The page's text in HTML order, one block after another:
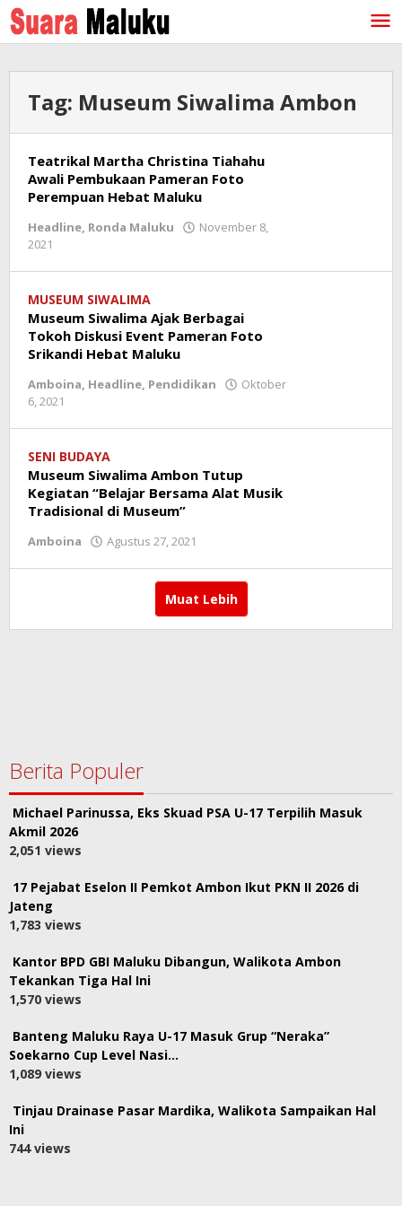
Lewati
ke
konten
Tag: Museum Siwalima Ambon
Teatrikal Martha Christina Tiahahu
Awali Pembukaan Pameran Foto
Perempuan Hebat Maluku
Headline, Ronda Maluku
November 8,
2021
MUSEUM SIWALIMA
Museum Siwalima Ajak Berbagai
Tokoh Diskusi Event Pameran Foto
Srikandi Hebat Maluku
Amboina, Headline, Pendidikan
Oktober
6, 2021
SENI BUDAYA
Museum Siwalima Ambon Tutup
Kegiatan “Belajar Bersama Alat Musik
Tradisional di Museum”
Amboina Agustus 27, 2021
Muat Lebih
Berita Populer
Michael Parinussa, Eks Skuad PSA U-17 Terpilih Masuk
Akmil 2026
2,051 views
17 Pejabat Eselon II Pemkot Ambon Ikut PKN II 2026 di
Jateng
1,783 views
Kantor BPD GBI Maluku Dibangun, Walikota Ambon
Tekankan Tiga Hal Ini
1,570 views
Banteng Maluku Raya U-17 Masuk Grup “Neraka”
Soekarno Cup Level Nasi…
1,089 views
Tinjau Drainase Pasar Mardika, Walikota Sampaikan Hal
Ini
744 views